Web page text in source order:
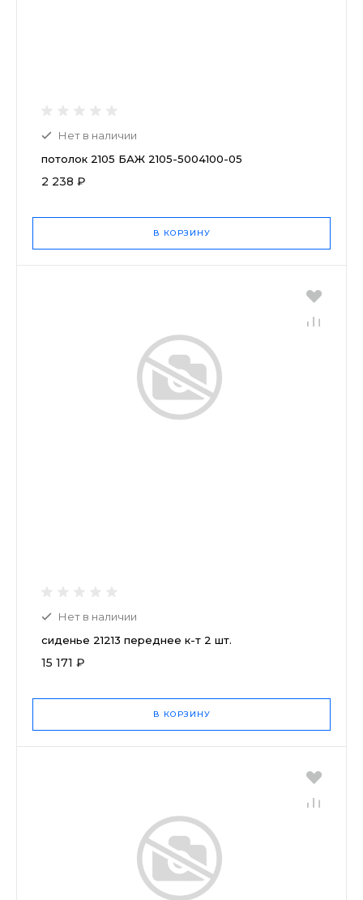
Нет в наличии
потолок 2105 БАЖ 2105-5004100-05
2 238 ₽
В КОРЗИНУ
Нет в наличии
сиденье 21213 переднее к-т 2 шт.
15 171 ₽
В КОРЗИНУ